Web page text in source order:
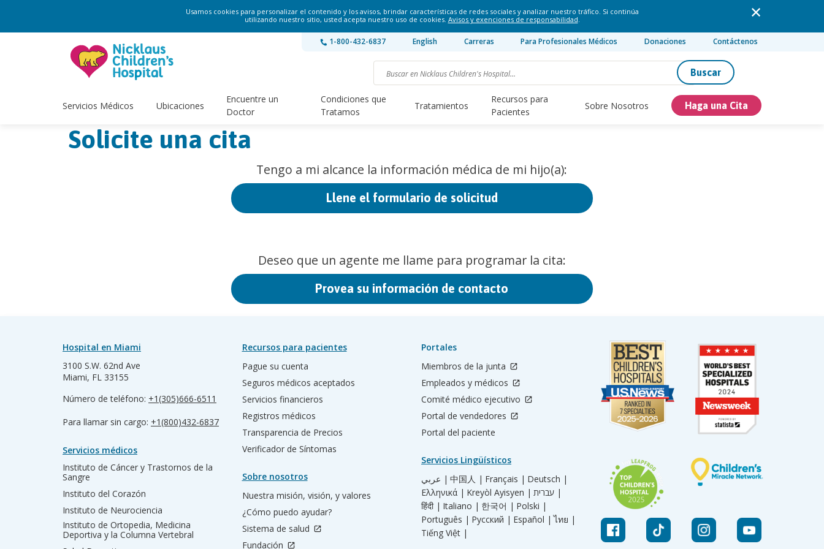
Usamos cookies para personalizar el contenido y los avisos, brindar características de redes sociales y analizar nuestro tráfico. Si continúa
utilizando nuestro sitio, usted acepta nuestro uso de cookies. Avisos y exenciones de responsabilidad.
1-800-432-6837 English Carreras Para Profesionales Médicos Donaciones Contáctenos
Buscar
Servicios Médicos Ubicaciones
Encuentre un
Doctor
Condiciones que
Tratamos
Tratamientos
Recursos para
Pacientes
Sobre Nosotros Haga una Cita
Solicite una cita
Tengo a mi alcance la información médica de mi hijo(a):
Llene el formulario de solicitud
Deseo que un agente me llame para programar la cita:
Provea su información de contacto
Hospital en Miami
3100 S.W. 62nd Ave
Miami, FL 33155
Número de teléfono: +1(305)666-6511
Para llamar sin cargo: +1(800)432-6837
Servicios médicos
Instituto de Cáncer y Trastornos de la
Sangre
Instituto del Corazón
Instituto de Neurociencia
Instituto de Ortopedia, Medicina
Deportiva y la Columna Vertebral
Recursos para pacientes
Pague su cuenta
Seguros médicos aceptados
Servicios financieros
Registros médicos
Transparencia de Precios
Verificador de Síntomas
Sobre nosotros
Nuestra misión, visión, y valores
¿Cómo puedo ayudar?
Sistema de salud
Fundación
Portales
Miembros de la junta
Empleados y médicos
Comité médico ejecutivo
Portal de vendedores
Portal del paciente
Servicios Lingüísticos
عربي | 中国人 | Français | Deutsch |
Ελληνικά | Kreyòl Ayisyen |
עברית |
हिंदी | Italiano | 한국어 | Polski |
Português | Русский | Español | ไทย |
Tiếng Việt |